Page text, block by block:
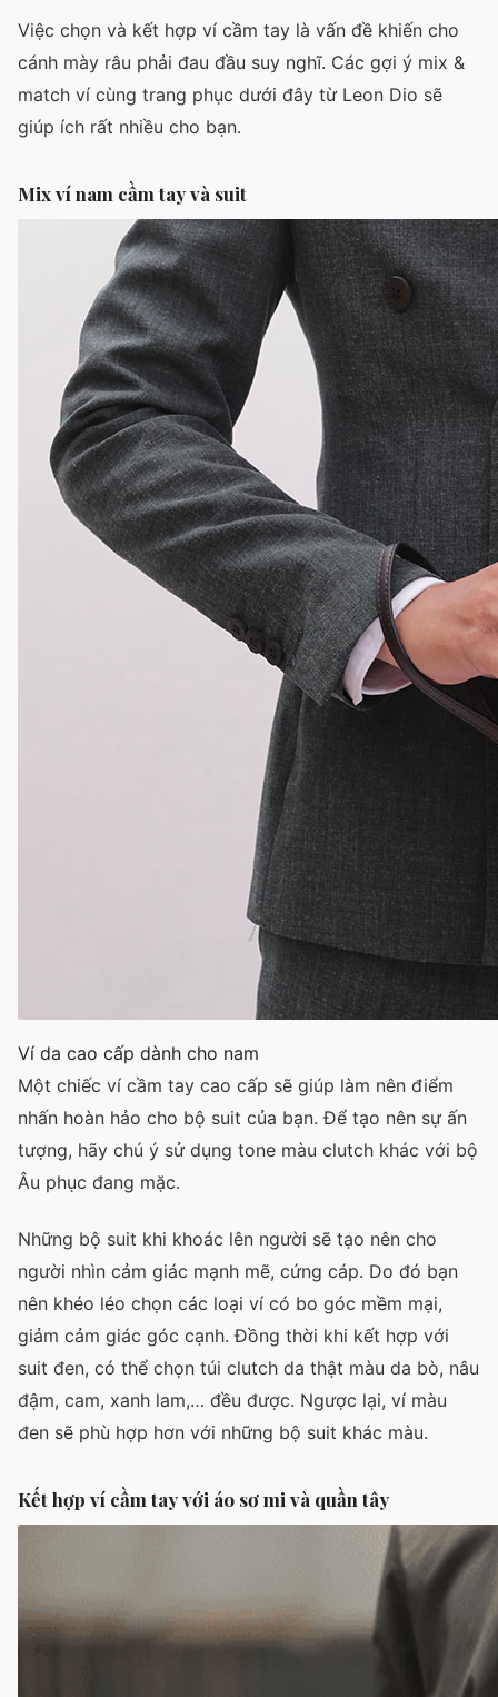
Việc chọn và kết hợp ví cầm tay là vấn đề khiến cho
cánh mày râu phải đau đầu suy nghĩ. Các gợi ý mix &
match ví cùng trang phục dưới đây từ Leon Dio sẽ
giúp ích rất nhiều cho bạn.
Mix ví nam cầm tay và suit
Ví da cao cấp dành cho nam
Một chiếc ví cầm tay cao cấp sẽ giúp làm nên điểm
nhấn hoàn hảo cho bộ suit của bạn. Để tạo nên sự ấn
tượng, hãy chú ý sử dụng tone màu clutch khác với bộ
Âu phục đang mặc.
Những bộ suit khi khoác lên người sẽ tạo nên cho
người nhìn cảm giác mạnh mẽ, cứng cáp. Do đó bạn
nên khéo léo chọn các loại ví có bo góc mềm mại,
giảm cảm giác góc cạnh. Đồng thời khi kết hợp với
suit đen, có thể chọn túi clutch da thật màu da bò, nâu
đậm, cam, xanh lam,… đều được. Ngược lại, ví màu
đen sẽ phù hợp hơn với những bộ suit khác màu.
Kết hợp ví cầm tay với áo sơ mi và quần tây